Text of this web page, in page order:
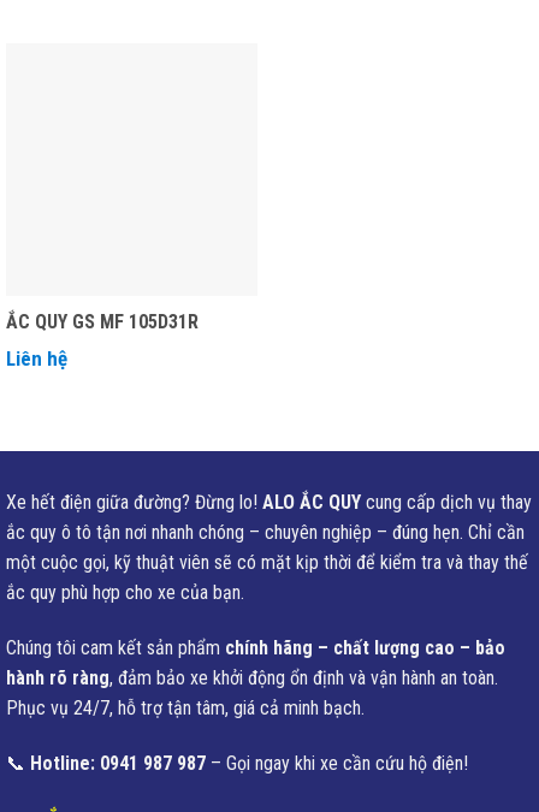
ẮC QUY GS MF 105D31R
Liên hệ
Xe hết điện giữa đường? Đừng lo! ALO ẮC QUY cung cấp dịch vụ thay
ắc quy ô tô tận nơi nhanh chóng – chuyên nghiệp – đúng hẹn. Chỉ cần
một cuộc gọi, kỹ thuật viên sẽ có mặt kịp thời để kiểm tra và thay thế
ắc quy phù hợp cho xe của bạn.
Chúng tôi cam kết sản phẩm chính hãng – chất lượng cao – bảo
hành rõ ràng, đảm bảo xe khởi động ổn định và vận hành an toàn.
Phục vụ 24/7, hỗ trợ tận tâm, giá cả minh bạch.
📞 Hotline: 0941 987 987 – Gọi ngay khi xe cần cứu hộ điện!